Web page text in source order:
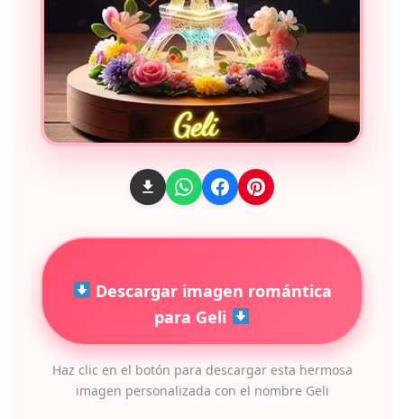
Descargar imagen romántica
para Geli
Haz clic en el botón para descargar esta hermosa
imagen personalizada con el nombre Geli